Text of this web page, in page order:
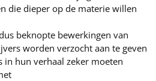
die dieper op de materie willen
beknopte bewerkingen van
worden verzocht aan te geven
hun verhaal zeker moeten